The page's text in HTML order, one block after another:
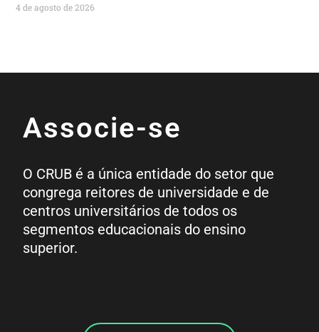
4 de agosto de 2026
Associe-se
O CRUB é a única entidade do setor que
congrega reitores de universidade e de
centros universitários de todos os
segmentos educacionais do ensino
superior.